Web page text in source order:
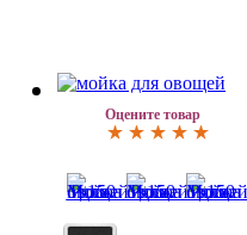
Оцените товар